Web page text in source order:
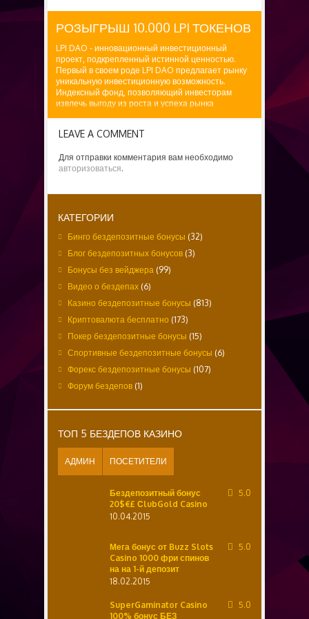
РОЗЫГРЫШ 10.000 LPI ТОКЕНОВ
LPI DAO - инновационный инвестиционный
проект, подкрепленный истинной ценностью.
Первый в своем роде LPI DAO предлагает рынку
уникальную инвестиционную возможность.
Индексный фонд, позволяющий инвесторам
извлечь выгоду из роста и успеха рынка
LEAVE A COMMENT
Для отправки комментария вам необходимо
авторизоваться.
КАТЕГОРИИ
Бинго бездепозитные бонусы (32)
Блог бездепозитных бонусов (3)
Бонусы без вейджера (99)
Видео о бездепах (6)
Казино бездепозитные бонусы (813)
Криптовалюта бесплатно (173)
Покер бездепозитные бонусы (15)
Спортивные бездепозитные бонусы (6)
Форекс бездепозитные бонусы (107)
Форум бездепов (1)
ТОП 5 БЕЗДЕПОВ КАЗИНО
АДМИН ПОСЕТИТЕЛИ
Бездепозитный бонус
20$€£ СlubGold Casino
10.04.2015
5.0
Мега бонус от Buzz Slots
Casino 1000 фри спинов
на на 1-й депозит
18.02.2015
5.0
SuperGaminator Casino
100% бонус БЕЗ
5.0